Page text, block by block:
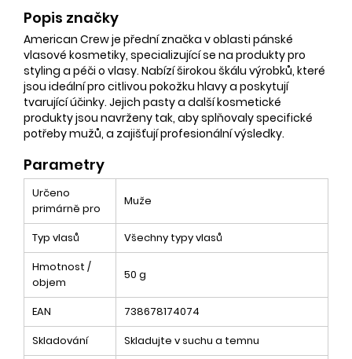
Popis značky
American Crew je přední značka v oblasti pánské
vlasové kosmetiky, specializující se na produkty pro
styling a péči o vlasy. Nabízí širokou škálu výrobků, které
jsou ideální pro citlivou pokožku hlavy a poskytují
tvarující účinky. Jejich pasty a další kosmetické
produkty jsou navrženy tak, aby splňovaly specifické
potřeby mužů, a zajišťují profesionální výsledky.
Parametry
Určeno
primárně pro
Muže
Typ vlasů
Všechny typy vlasů
Hmotnost /
objem
50 g
EAN
738678174074
Skladování
Skladujte v suchu a temnu